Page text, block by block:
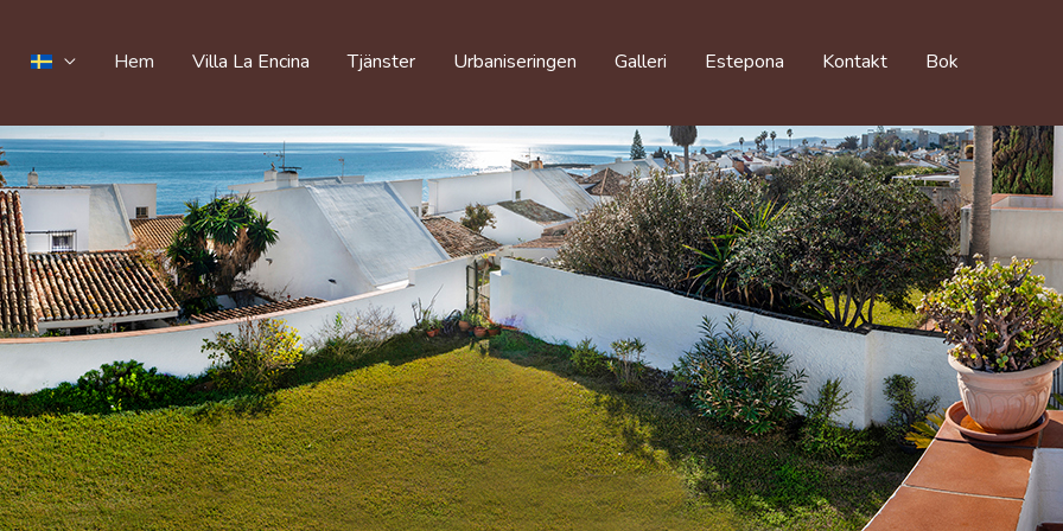
Hem Villa La Encina Tjänster Urbaniseringen Galleri Estepona Kontakt Bok